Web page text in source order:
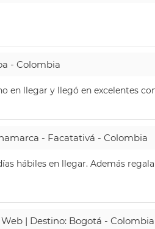
- Colombia
en llegar y llegó en excelentes
- Facatativá - Colombia
hábiles en llegar. Además
| Destino: Bogotá - Colombia